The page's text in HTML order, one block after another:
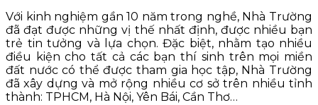
Với kinh nghiệm gần 10 năm trong nghề, Nhà Trường
đã đạt được những vị thế nhất định, được nhiều bạn
trẻ tin tưởng và lựa chọn. Đặc biệt, nhằm tạo nhiều
điều kiện cho tất cả các bạn thí sinh trên mọi miền
đất nước có thể được tham gia học tập, Nhà Trường
đã xây dựng và mở rộng nhiều cơ sở trên nhiều tỉnh
thành: TPHCM, Hà Nội, Yên Bái, Cần Thơ…